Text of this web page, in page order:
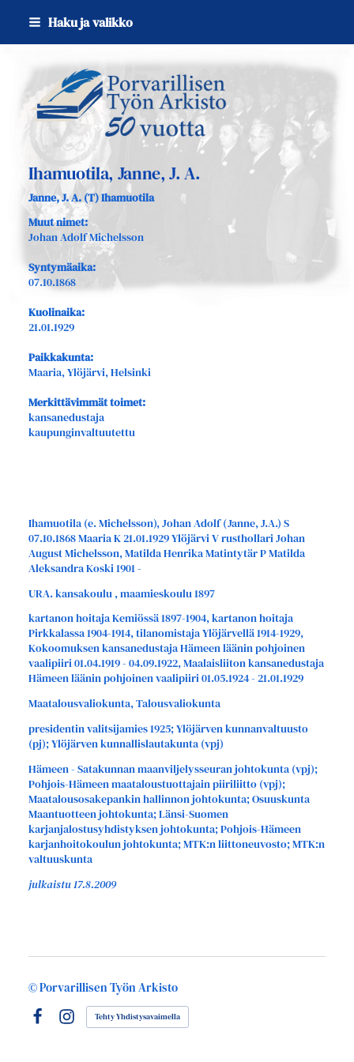
Siirry
sivun
sisältöön
Haku ja valikko
Sivuston etusivulle
Ihamuotila, Janne, J. A.
Janne, J. A. (T) Ihamuotila
Muut nimet:
Johan Adolf Michelsson
Syntymäaika:
07.10.1868
Kuolinaika:
21.01.1929
Paikkakunta:
Maaria, Ylöjärvi, Helsinki
Merkittävimmät toimet:
kansanedustaja
kaupunginvaltuutettu
Ihamuotila (e. Michelsson), Johan Adolf (Janne, J.A.) S
07.10.1868 Maaria K 21.01.1929 Ylöjärvi V rusthollari Johan
August Michelsson, Matilda Henrika Matintytär P Matilda
Aleksandra Koski 1901 -
URA. kansakoulu , maamieskoulu 1897
kartanon hoitaja Kemiössä 1897-1904, kartanon hoitaja
Pirkkalassa 1904-1914, tilanomistaja Ylöjärvellä 1914-1929,
Kokoomuksen kansanedustaja Hämeen läänin pohjoinen
vaalipiiri 01.04.1919 - 04.09.1922, Maalaisliiton kansanedustaja
Hämeen läänin pohjoinen vaalipiiri 01.05.1924 - 21.01.1929
Maatalousvaliokunta, Talousvaliokunta
presidentin valitsijamies 1925; Ylöjärven kunnanvaltuusto
(pj); Ylöjärven kunnallislautakunta (vpj)
Hämeen - Satakunnan maanviljelysseuran johtokunta (vpj);
Pohjois-Hämeen maataloustuottajain piiriliitto (vpj);
Maatalousosakepankin hallinnon johtokunta; Osuuskunta
Maantuotteen johtokunta; Länsi-Suomen
karjanjalostusyhdistyksen johtokunta; Pohjois-Hämeen
karjanhoitokoulun johtokunta; MTK:n liittoneuvosto; MTK:n
valtuuskunta
julkaistu 17.8.2009
©Porvarillisen Työn Arkisto
Instagram
Tehty Yhdistysavaimella